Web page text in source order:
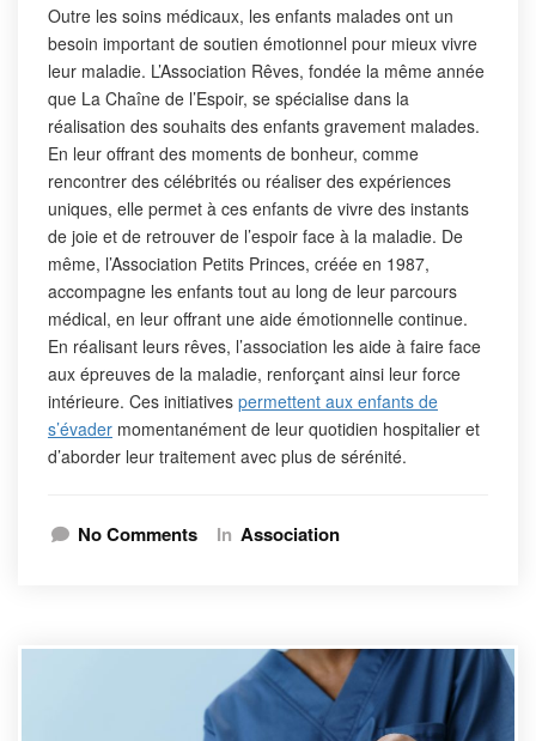
Outre les soins médicaux, les enfants malades ont un
besoin important de soutien émotionnel pour mieux vivre
leur maladie. L’Association Rêves, fondée la même année
que La Chaîne de l’Espoir, se spécialise dans la
réalisation des souhaits des enfants gravement malades.
En leur offrant des moments de bonheur, comme
rencontrer des célébrités ou réaliser des expériences
uniques, elle permet à ces enfants de vivre des instants
de joie et de retrouver de l’espoir face à la maladie. De
même, l’Association Petits Princes, créée en 1987,
accompagne les enfants tout au long de leur parcours
médical, en leur offrant une aide émotionnelle continue.
En réalisant leurs rêves, l’association les aide à faire face
aux épreuves de la maladie, renforçant ainsi leur force
intérieure. Ces initiatives permettent aux enfants de
s’évader momentanément de leur quotidien hospitalier et
d’aborder leur traitement avec plus de sérénité.
No Comments In Association